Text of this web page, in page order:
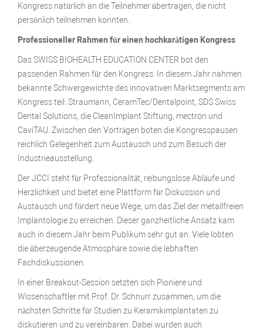
Kongress natürlich an die Teilnehmer übertragen, die nicht
persönlich teilnehmen konnten.
Professioneller Rahmen für einen hochkarätigen Kongress
Das SWISS BIOHEALTH EDUCATION CENTER bot den
passenden Rahmen für den Kongress. In diesem Jahr nahmen
bekannte Schwergewichte des innovativen Marktsegments am
Kongress teil: Straumann, CeramTec/Dentalpoint, SDS Swiss
Dental Solutions, die CleanImplant Stiftung, mectron und
CaviTAU. Zwischen den Vorträgen boten die Kongresspausen
reichlich Gelegenheit zum Austausch und zum Besuch der
Industrieausstellung.
Der JCCI steht für Professionalität, reibungslose Abläufe und
Herzlichkeit und bietet eine Plattform für Diskussion und
Austausch und fördert neue Wege, um das Ziel der metallfreien
Implantologie zu erreichen. Dieser ganzheitliche Ansatz kam
auch in diesem Jahr beim Publikum sehr gut an. Viele lobten
die überzeugende Atmosphäre sowie die lebhaften
Fachdiskussionen.
In einer Breakout-Session setzten sich Pioniere und
Wissenschaftler mit Prof. Dr. Schnurr zusammen, um die
nächsten Schritte für Studien zu Keramikimplantaten zu
diskutieren und zu vereinbaren. Dabei wurden auch